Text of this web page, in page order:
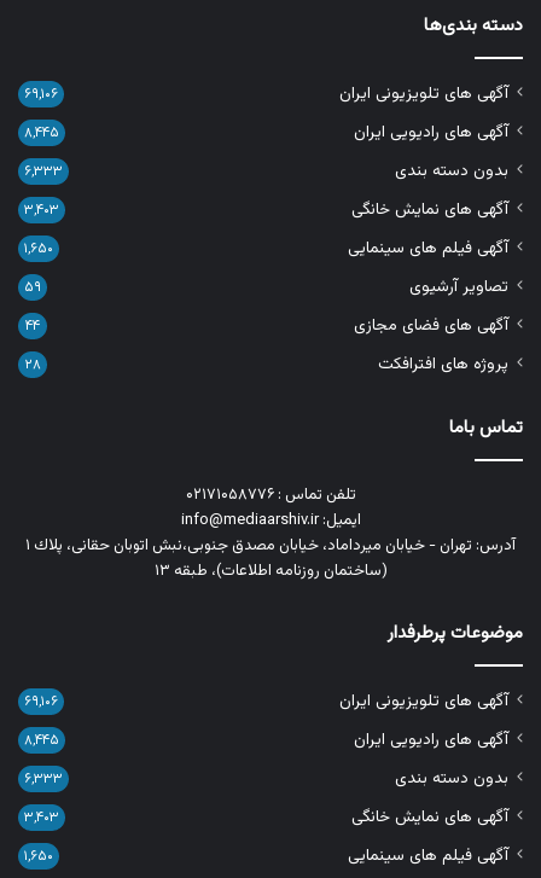
دسته بندی‌ها
آگهی های تلویزیونی ایران ۶۹,۱۰۶
آگهی های رادیویی ایران ۸,۴۴۵
بدون دسته بندی ۶,۳۳۳
آگهی های نمایش خانگی ۳,۴۰۳
آگهی فیلم های سینمایی ۱,۶۵۰
تصاویر آرشیوی ۵۹
آگهی های فضای مجازی ۴۴
پروژه های افترافکت ۲۸
تماس باما
تلفن تماس : ۰۲۱۷۱۰۵۸۷۷۶
ایمیل: info@mediaarshiv.ir
آدرس: تهران - خیابان میرداماد، خیابان مصدق جنوبی،نبش اتوبان حقانی، پلاك ١
(ساختمان روزنامه اطلاعات)، طبقه ۱۳
موضوعات پرطرفدار
آگهی های تلویزیونی ایران ۶۹,۱۰۶
آگهی های رادیویی ایران ۸,۴۴۵
بدون دسته بندی ۶,۳۳۳
آگهی های نمایش خانگی ۳,۴۰۳
آگهی فیلم های سینمایی ۱,۶۵۰